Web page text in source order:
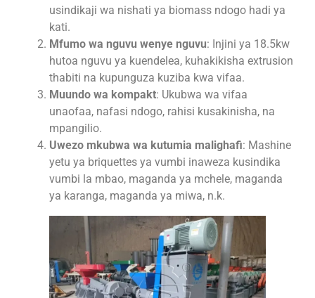
usindikaji wa nishati ya biomass ndogo hadi ya
kati.
Mfumo wa nguvu wenye nguvu: Injini ya 18.5kw
hutoa nguvu ya kuendelea, kuhakikisha extrusion
thabiti na kupunguza kuziba kwa vifaa.
Muundo wa kompakt: Ukubwa wa vifaa
unaofaa, nafasi ndogo, rahisi kusakinisha, na
mpangilio.
Uwezo mkubwa wa kutumia malighafi: Mashine
yetu ya briquettes ya vumbi inaweza kusindika
vumbi la mbao, maganda ya mchele, maganda
ya karanga, maganda ya miwa, n.k.